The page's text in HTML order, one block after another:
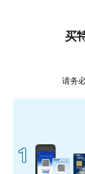
买
请务
1